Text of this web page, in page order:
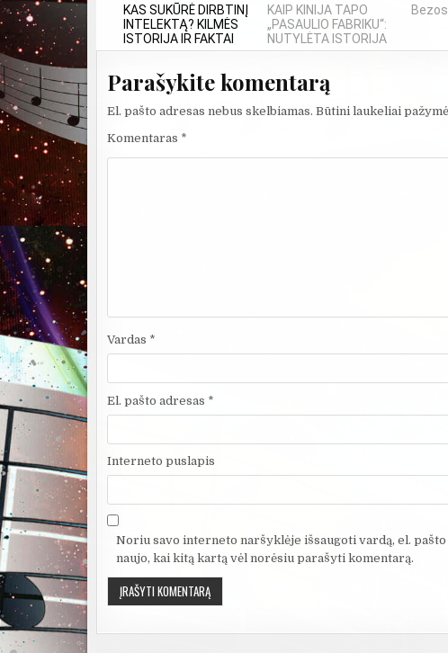
KAS SUKŪRĖ DIRBTINĮ
INTELEKTĄ? KILMĖS
ISTORIJA IR FAKTAI
KAIP KINIJA TAPO
„PASAULIO FABRIKU“:
NUTYLĖTA ISTORIJA
Parašykite komentarą
El. pašto adresas nebus skelbiamas. Būtini laukeliai
Komentaras *
Vardas *
El. pašto adresas *
Interneto puslapis
Noriu savo interneto naršyklėje išsaugoti vardą, el.
naujo, kai kitą kartą vėl norėsiu parašyti komentarą.